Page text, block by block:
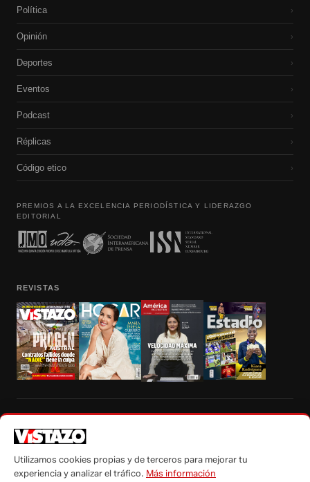
Política ›
Opinión ›
Deportes ›
Eventos ›
Podcast ›
Réplicas ›
Código etico ›
PREMIOS A LA EXCELENCIA PERIODÍSTICA Y LIDERAZGO
EDITORIAL
REVISTAS
autorización escrita de su titular, de todos los contenidos de Vistazo.com.
Utilizamos cookies propias y de terceros para mejorar tu
experiencia y analizar el tráfico. Más información